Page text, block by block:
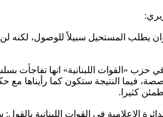
يطلب المستحيل سبيلاً للوصول، لكنه
في حزب «القوات اللبنانية» انها
فيما النتيجة ستكون كما رأيناها
كثيرا.
الاعلامية في القوات اللبنانية